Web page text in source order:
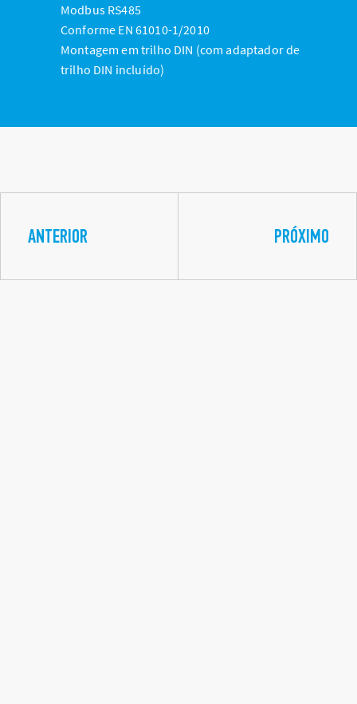
Modbus RS485
Conforme EN 61010-1/2010
Montagem em trilho DIN (com adaptador de
trilho DIN incluído)
ANTERIOR PRÓXIMO